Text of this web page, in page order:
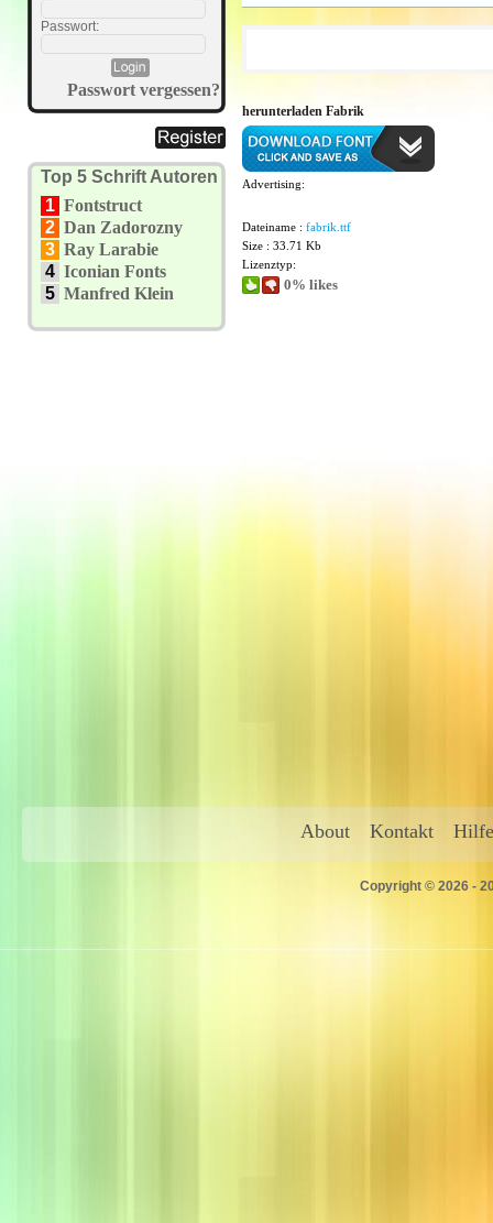
Passwort:
Passwort vergessen?
Top 5 Schrift Autoren
1 Fontstruct
2 Dan Zadorozny
3 Ray Larabie
4 Iconian Fonts
5 Manfred Klein
herunterladen Fabrik
Advertising:
Dateiname : fabrik.ttf
Size : 33.71 Kb
Lizenztyp:
0% likes
About Kontakt Hilfe
Copyright © 2026 -